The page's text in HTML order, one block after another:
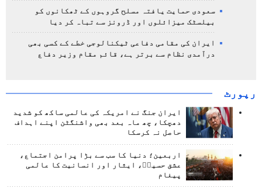
سعودی حمایت یافتہ مسلح گروہوں کے ٹھکانوں کو
بیلسٹک میزائلوں اور ڈرونز سے تباہ کر دیا
ایران کی مقامی دفاعی ٹیکنالوجی خطے کے کسی بھی
درآمدی نظام سے برتر ہے، قائم مقام وزیر دفاع
رپورٹ
ایران جنگ نے امریکہ کی عالمی ساکھ کو شدید
دھچکا، چھ ماہ بعد بھی واشنگٹن اپنے اہداف
حاصل نہ کرسکا
اربعین؛ دنیا کا سب سے بڑا پرامن اجتماع،
عشق حسینؑ، ایثار اور انسانیت کا عالمی
پیغام